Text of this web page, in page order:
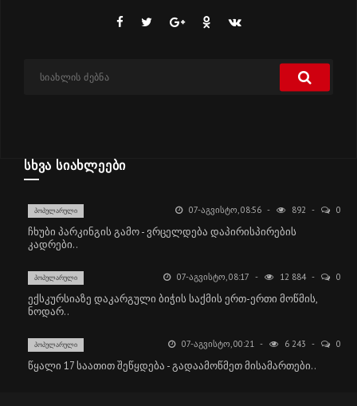
ᲡᲮᲕᲐ ᲡᲘᲐᲮᲚᲔᲔᲑᲘ
ᲞᲝᲞᲣᲚᲐᲠᲣᲚᲘ 07-ᲐᲒᲕᲘᲡᲢᲝ, 08:56 892 0
ჩხუბი პარკინგის გამო - ვრცელდება დაპირისპირების
კადრები..
ᲞᲝᲞᲣᲚᲐᲠᲣᲚᲘ 07-ᲐᲒᲕᲘᲡᲢᲝ, 08:17 12 884 0
ექსკურსიაზე დაკარგული ბიჭის საქმის ერთ-ერთი მოწმის,
ნოდარ..
ᲞᲝᲞᲣᲚᲐᲠᲣᲚᲘ 07-ᲐᲒᲕᲘᲡᲢᲝ, 00:21 6 243 0
წყალი 17 საათით შეწყდება - გადაამოწმეთ მისამართები..